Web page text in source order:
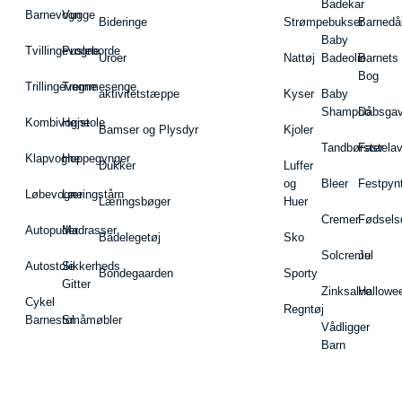
Barnevogn
Tvillingevogne
Trillingevogne
Kombivogne
Klapvogne
Løbevogne
Autopuder
Autostole
Cykel
Barnestol
Vugge
Pusleborde
Tremmesenge
Højstole
Hoppegynger
Læringstårn
Madrasser
Sikkerheds
Gitter
Småmøbler
Bideringe
Uroer
aktivitetstæppe
Bamser og Plysdyr
Dukker
Læringsbøger
Badelegetøj
Bondegaarden
Strømpebukser
Nattøj
Kyser
Kjoler
Luffer
og
Huer
Sko
Sporty
Regntøj
Badekar
Baby
Badeolie
Baby
Shampoo
Tandbørster
Bleer
Cremer
Solcreme
Zinksalve
Vådligger
Barn
Barnets
Bog
Jul